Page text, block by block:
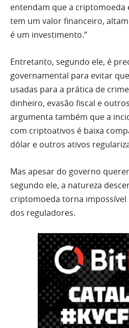
entendam que a criptomoeda
tem um valor financeiro,
é um investimento.”
Entretanto, segundo ele, é
governamental para evitar
usadas para a prática de
dinheiro, evasão fiscal e
argumenta também que a
com criptoativos é baixa
dólar e outros ativos
Mas apesar do governo
segundo ele, a natureza
criptomoeda torna
dos reguladores.